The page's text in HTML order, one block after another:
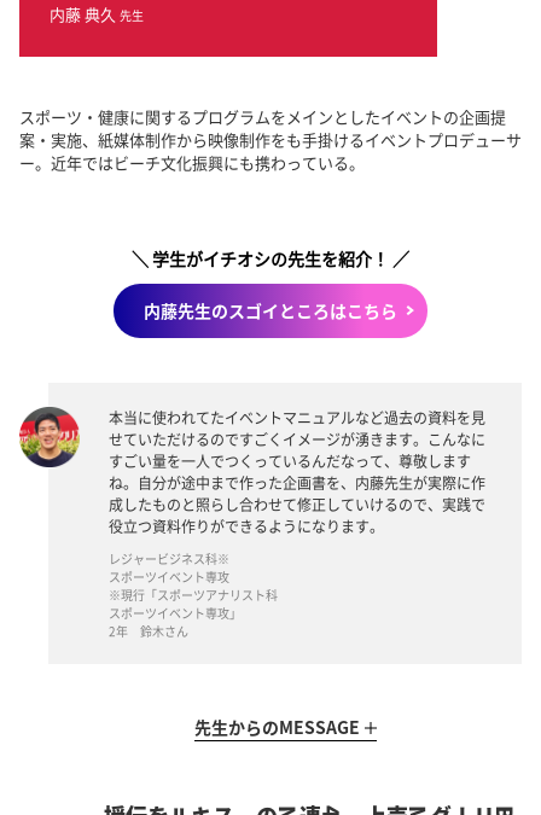
内藤 典久 先生
スポーツ・健康に関するプログラムをメインとしたイベントの企画提
案・実施、紙媒体制作から映像制作をも手掛けるイベントプロデューサ
ー。近年ではビーチ文化振興にも携わっている。
＼ 学生がイチオシの先生を紹介！ ／
内藤先生のスゴイところはこちら
本当に使われてたイベントマニュアルなど過去の資料を見
せていただけるのですごくイメージが湧きます。こんなに
すごい量を一人でつくっているんだなって、尊敬します
ね。自分が途中まで作った企画書を、内藤先生が実際に作
成したものと照らし合わせて修正していけるので、実践で
役立つ資料作りができるようになります。
レジャービジネス科※
スポーツイベント専攻
※現行「スポーツアナリスト科
スポーツイベント専攻」
2年 鈴木さん
先生からのMESSAGE